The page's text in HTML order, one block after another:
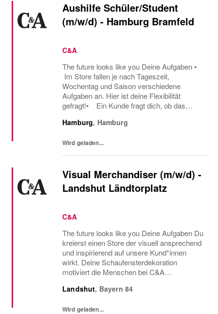
Aushilfe Schüler/Student
(m/w/d) - Hamburg Bramfeld
C&A
The future looks like you Deine Aufgaben •
Im Store fallen je nach Tageszeit,
Wochentag und Saison verschiedene
Aufgaben an. Hier ist deine Flexibilität
gefragt!• Ein Kunde fragt dich, ob das
Größe verfügbar ist oder welcher Gürtel gut
Hamburg, Hamburg
Wird geladen...
Visual Merchandiser (m/w/d) -
Landshut Ländtorplatz
C&A
The future looks like you Deine Aufgaben Du
kreierst einen Store der visuell ansprechend
und inspirierend auf unsere Kund*innen
wirkt. Deine Schaufensterdekoration
motiviert die Menschen bei C&A
deine Kolleg*innen aus dem Verkauf an,
Landshut, Bayern 84
Wird geladen...